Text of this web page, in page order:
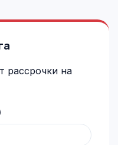
рассрочки на